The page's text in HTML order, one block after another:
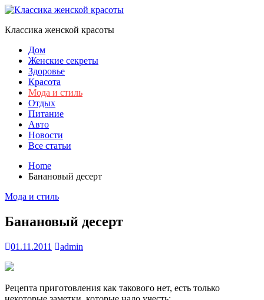
Skip
content
Классика женской красоты
Дом
Женские секреты
Здоровье
Красота
Мода и стиль
Отдых
Питание
Авто
Новости
Все статьи
Home
Банановый десерт
Мода и стиль
Банановый десерт
01.11.2011 admin
Рецепта приготовления как такового нет, есть только